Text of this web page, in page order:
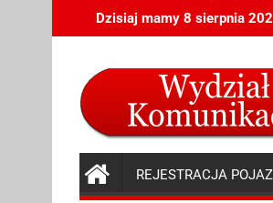
to
Dzisiaj mamy 8 sierpnia
REJESTRACJA